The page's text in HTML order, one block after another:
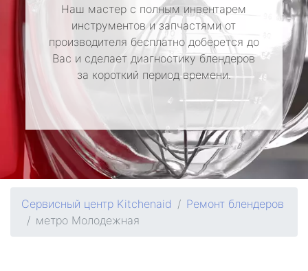
Наш мастер с полным инвентарем
инструментов и запчастями от
производителя бесплатно доберется до
Вас и сделает диагностику блендеров
за короткий период времени.
Сервисный центр Kitchenaid
Ремонт блендеров
метро Молодежная